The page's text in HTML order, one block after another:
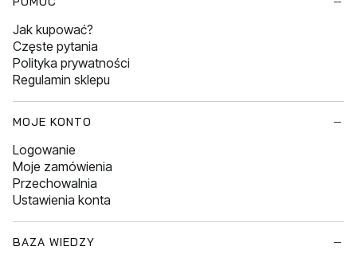
Jak kupować?
Częste pytania
Polityka prywatności
Regulamin sklepu
MOJE KONTO
Logowanie
Moje zamówienia
Przechowalnia
Ustawienia konta
BAZA WIEDZY